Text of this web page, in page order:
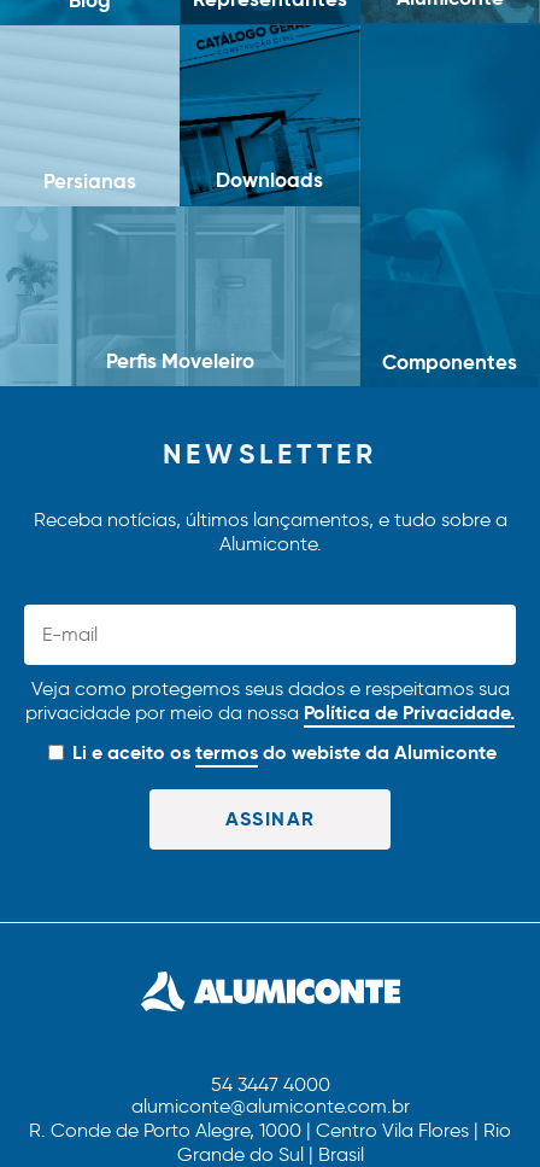
Componentes
Persianas Downloads
Perfis Moveleiro
NEWSLETTER
Receba notícias, últimos lançamentos, e tudo sobre a
Alumiconte.
Veja como protegemos seus dados e respeitamos sua
privacidade por meio da nossa Política de Privacidade.
Li e aceito ostermosdo webiste da Alumiconte
54 3447 4000
alumiconte@alumiconte.com.br
R. Conde de Porto Alegre, 1000 | Centro Vila Flores | Rio
Grande do Sul | Brasil